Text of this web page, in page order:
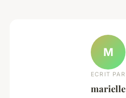
M
ECRIT PAR
marielle